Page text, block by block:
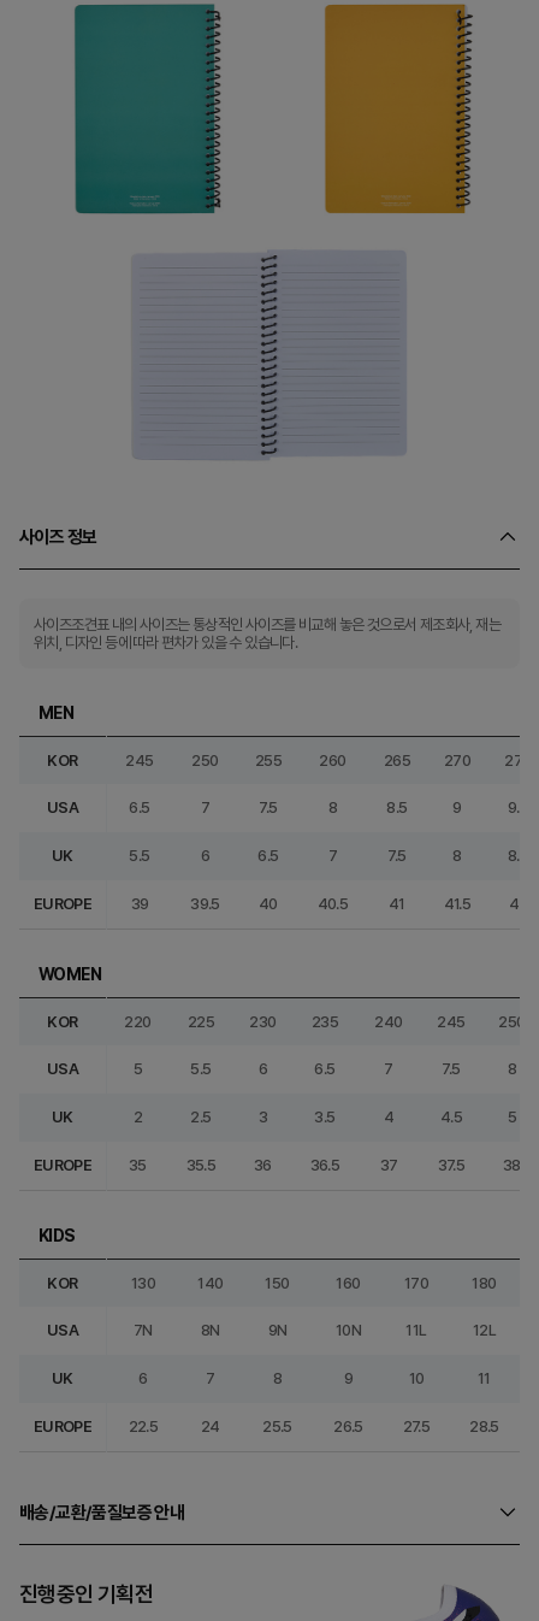
사이즈 정보
사이즈조견표 내의 사이즈는 통상적인 사이즈를 비교해 놓은 것으로서 제조회사, 재는
위치, 디자인 등에 따라 편차가 있을 수 있습니다.
MEN
KOR 245 250 255 260 265 270 275
USA 6.5 7 7.5 8 8.5 9 9.5
UK 5.5 6 6.5 7 7.5 8 8.5
EUROPE 39 39.5 40 40.5 41 41.5 42
WOMEN
KOR 220 225 230 235 240 245 250
USA 5 5.5 6 6.5 7 7.5 8
UK 2 2.5 3 3.5 4 4.5 5
EUROPE 35 35.5 36 36.5 37 37.5 38
KIDS
KOR 130 140 150 160 170 180
USA 7N 8N 9N 10N 11L 12L
UK 6 7 8 9 10 11
EUROPE 22.5 24 25.5 26.5 27.5 28.5
배송/교환/품질보증 안내
진행중인 기획전